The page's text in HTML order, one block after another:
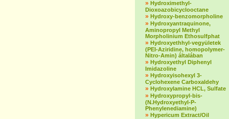
» Hydroximethyl-
Dioxoazobicyclooctane
» Hydroxy-benzomorpholine
» Hydroxyantraquinone,
Aminopropyl Methyl
Morpholinium Ethosulfphat
» Hydroxyethhyl-vegyületek
(PEI-Aziridine, homopolymer-
Nitro-Amin) általában
» Hydroxyethyl Diphenyl
Imidazoline
» Hydroxyisohexyl 3-
Cyclohexene Carboxaldehy
» Hydroxylamine HCL, Sulfate
» Hydroxypropyl-bis-
(N.Hydroxyethyl-P-
Phenylenediamine)
» Hypericum Extract/Oil